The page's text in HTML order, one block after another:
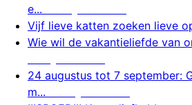
e...
Vijf lieve katten zoeken lieve
Wie wil de vakantieliefde van
24 augustus tot 7 september:
m...